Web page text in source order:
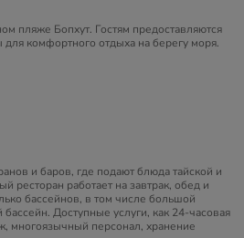
пляже Бопхут. Гостям предоставляются
комфортного отдыха на берегу моря.
и баров, где подают блюда тайской и
ресторан работает на завтрак, обед и
бассейнов, в том числе большой
Доступные услуги, как 24-часовая
многоязычный персонал, хранение